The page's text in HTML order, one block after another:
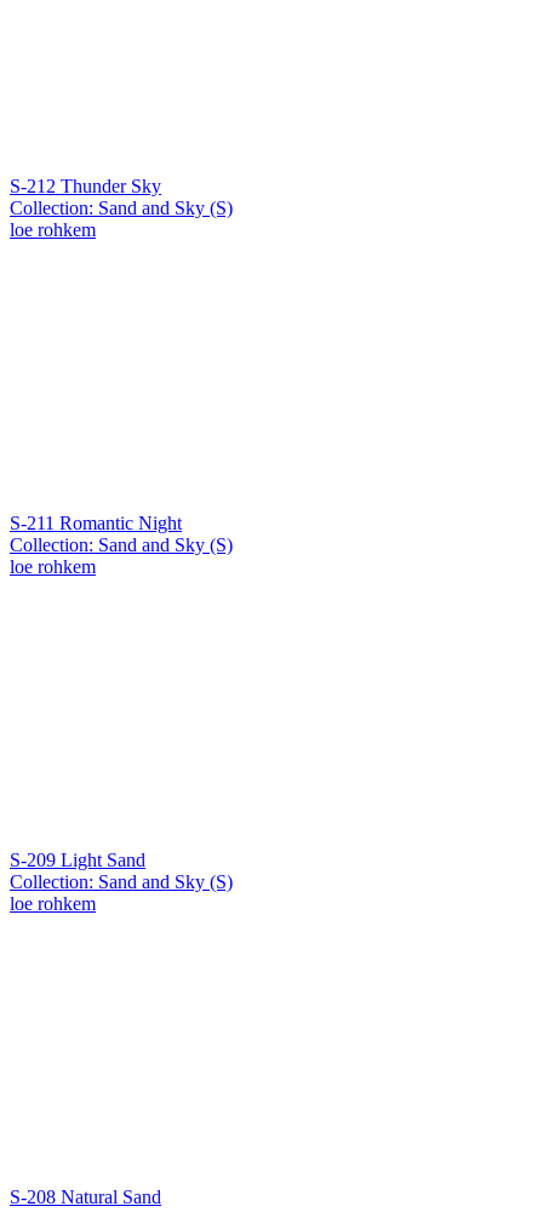
S-212 Thunder Sky
Collection: Sand and Sky (S)
loe rohkem
S-211 Romantic Night
Collection: Sand and Sky (S)
loe rohkem
S-209 Light Sand
Collection: Sand and Sky (S)
loe rohkem
S-208 Natural Sand